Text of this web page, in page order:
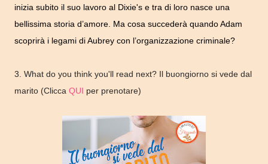
inizia subito il suo lavoro al Dixie's e tra di loro nasce una
bellissima storia d’amore. Ma cosa succederà quando Adam
scoprirà i legami di Aubrey con l’organizzazione criminale?
3. What do you think you'll read next? Il buongiorno si vede dal
marito (Clicca QUI per prenotare)